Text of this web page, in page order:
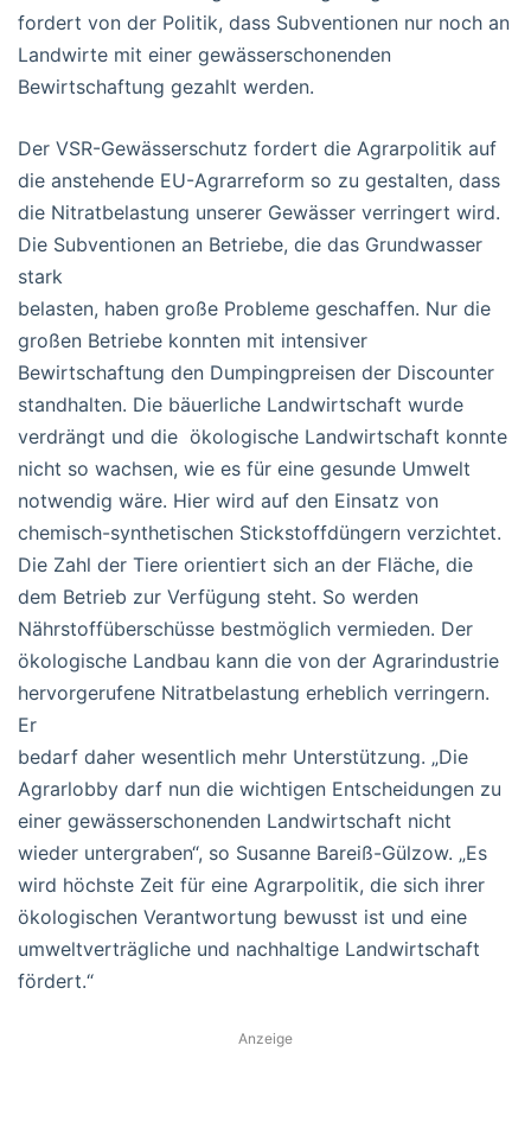
fordert von der Politik, dass Subventionen nur noch an
Landwirte mit einer gewässerschonenden
Bewirtschaftung gezahlt werden.
Der VSR-Gewässerschutz fordert die Agrarpolitik auf
die anstehende EU-Agrarreform so zu gestalten, dass
die Nitratbelastung unserer Gewässer verringert wird.
Die Subventionen an Betriebe, die das Grundwasser
stark
belasten, haben große Probleme geschaffen. Nur die
großen Betriebe konnten mit intensiver
Bewirtschaftung den Dumpingpreisen der Discounter
standhalten. Die bäuerliche Landwirtschaft wurde
verdrängt und die ökologische Landwirtschaft konnte
nicht so wachsen, wie es für eine gesunde Umwelt
notwendig wäre. Hier wird auf den Einsatz von
chemisch-synthetischen Stickstoffdüngern verzichtet.
Die Zahl der Tiere orientiert sich an der Fläche, die
dem Betrieb zur Verfügung steht. So werden
Nährstoffüberschüsse bestmöglich vermieden. Der
ökologische Landbau kann die von der Agrarindustrie
hervorgerufene Nitratbelastung erheblich verringern.
Er
bedarf daher wesentlich mehr Unterstützung. „Die
Agrarlobby darf nun die wichtigen Entscheidungen zu
einer gewässerschonenden Landwirtschaft nicht
wieder untergraben“, so Susanne Bareiß-Gülzow. „Es
wird höchste Zeit für eine Agrarpolitik, die sich ihrer
ökologischen Verantwortung bewusst ist und eine
umweltverträgliche und nachhaltige Landwirtschaft
fördert.“
Anzeige